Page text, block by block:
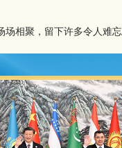
相聚，留下许多令人难忘